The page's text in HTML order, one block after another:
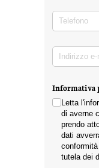
Telefono
Indirizzo e-
Informativa
Letta
di averne
prendo
dati
tutela dei